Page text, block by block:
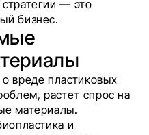
— это
бизнес.
вреде пластиковых
растет спрос на
материалы.
и